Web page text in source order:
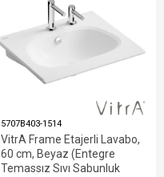
5707B403-1514
VitrA Frame Etajerli Lavabo,
60 cm, Beyaz (Entegre
Temassız Sıvı Sabunluk